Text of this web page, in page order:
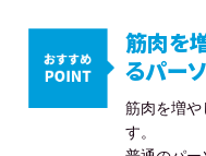
筋肉を
るパー
筋肉を増
す。